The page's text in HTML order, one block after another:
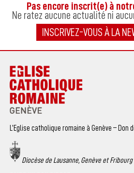
Pas encore inscrit(e) à
Ne ratez aucune actualité ni
INSCRIVEZ-VOUS À LA
L’Eglise catholique romaine à Genève – Don
Diocèse de Lausanne, Genève et Fribourg